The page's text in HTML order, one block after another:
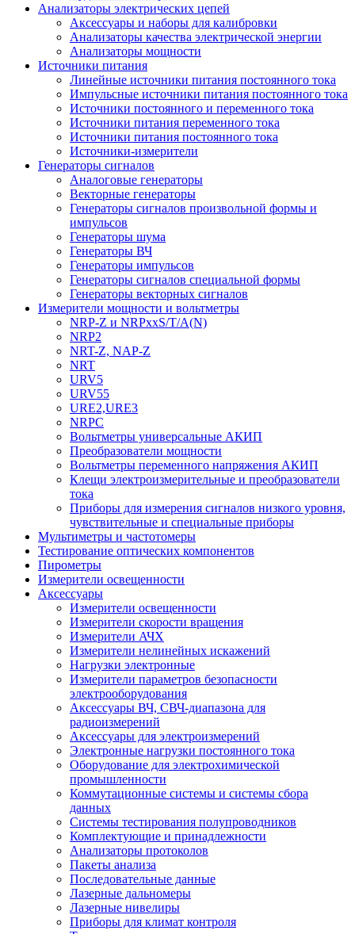
Анализаторы электрических цепей
Аксессуары и наборы для калибровки
Анализаторы качества электрической энергии
Анализаторы мощности
Источники питания
Линейные источники питания постоянного тока
Импульсные источники питания постоянного тока
Источники постоянного и переменного тока
Источники питания переменного тока
Источники питания постоянного тока
Источники-измерители
Генераторы сигналов
Аналоговые генераторы
Векторные генераторы
Генераторы сигналов произвольной формы и
импульсов
Генераторы шума
Генераторы ВЧ
Генераторы импульсов
Генераторы сигналов специальной формы
Генераторы векторных сигналов
Измерители мощности и вольтметры
NRP-Z и NRPхxS/T/A(N)
NRP2
NRT-Z, NAP-Z
NRT
URV5
URV55
URE2,URE3
NRPC
Вольтметры универсальные АКИП
Преобразователи мощности
Вольтметры переменного напряжения АКИП
Клещи электроизмерительные и преобразователи
тока
Приборы для измерения сигналов низкого уровня,
чувствительные и специальные приборы
Мультиметры и частотомеры
Тестирование оптических компонентов
Пирометры
Измерители освещенности
Аксессуары
Измерители освещенности
Измерители скорости вращения
Измерители АЧХ
Измерители нелинейных искажений
Нагрузки электронные
Измерители параметров безопасности
электрооборудования
Аксессуары ВЧ, СВЧ-диапазона для
радиоизмерений
Аксессуары для электроизмерений
Электронные нагрузки постоянного тока
Оборудование для электрохимической
промышленности
Коммутационные системы и системы сбора
данных
Системы тестирования полупроводников
Комплектующие и принадлежности
Анализаторы протоколов
Пакеты анализа
Последовательные данные
Лазерные дальномеры
Лазерные нивелиры
Приборы для климат контроля